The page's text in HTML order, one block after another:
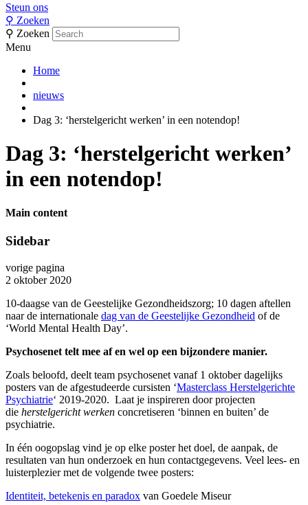
Steun ons
⚲ Zoeken
⚲ Zoeken
Menu
Home
nieuws
Dag 3: ‘herstelgericht werken’ in een notendop!
Dag 3: ‘herstelgericht werken’
in een notendop!
Main content
Sidebar
vorige pagina
2 oktober 2020
10-daagse van de Geestelijke Gezondheidszorg; 10 dagen aftellen
naar de internationale dag van de Geestelijke Gezondheid of de
‘World Mental Health Day’.
Psychosenet telt mee af en wel op een bijzondere manier.
Zoals beloofd, deelt team psychosenet vanaf 1 oktober dagelijks
posters van de afgestudeerde cursisten ‘Masterclass Herstelgerichte
Psychiatrie‘ 2019-2020. Laat je inspireren door projecten
die herstelgericht werken concretiseren ‘binnen en buiten’ de
psychiatrie.
In één oogopslag vind je op elke poster het doel, de aanpak, de
resultaten van hun onderzoek en hun contactgegevens. Veel lees- en
luisterplezier met de volgende twee posters:
Identiteit, betekenis en paradox van Goedele Miseur